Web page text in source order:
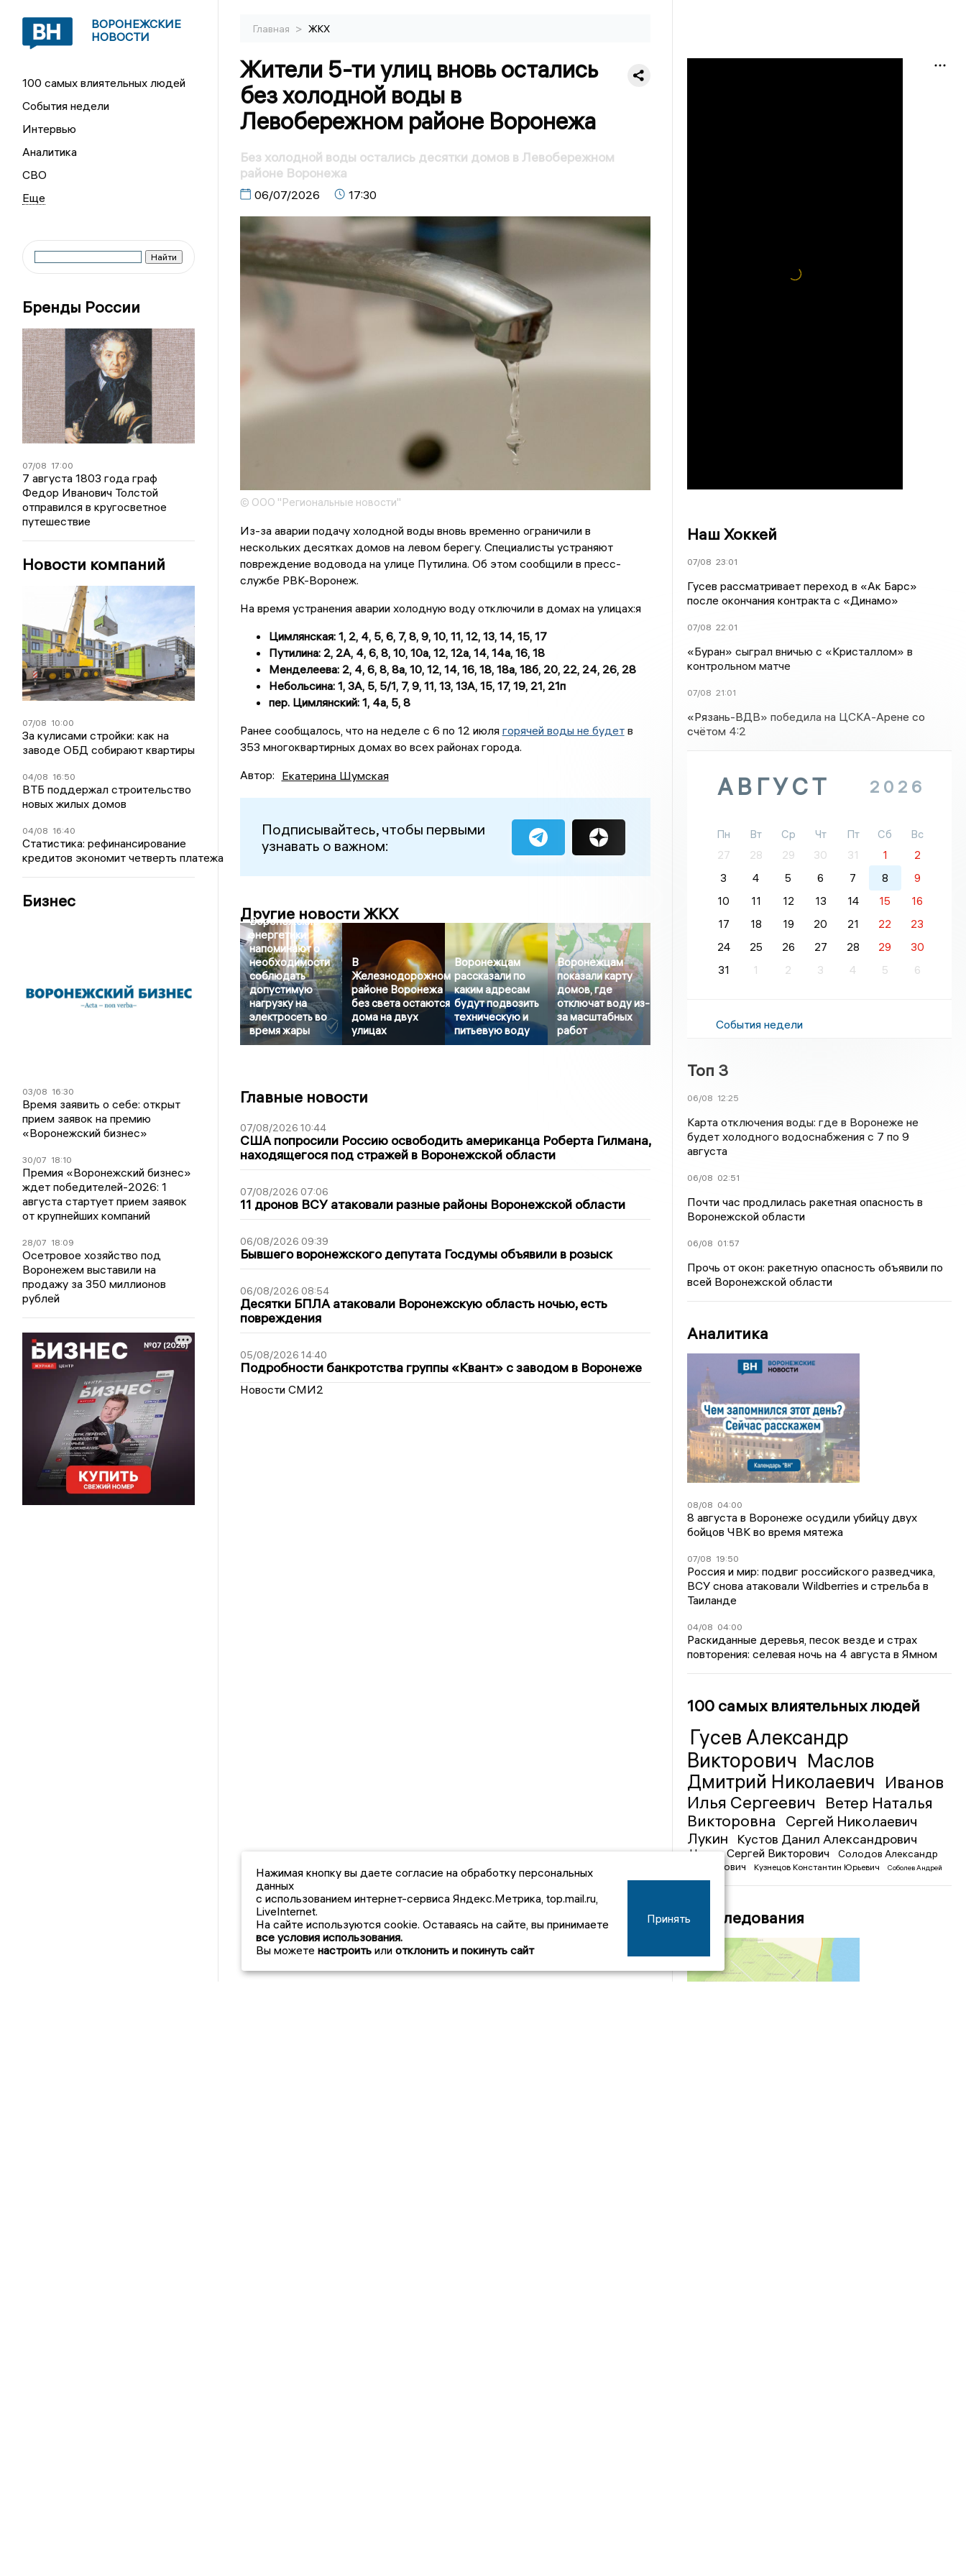
ВОРОНЕЖСКИЕ
НОВОСТИ
100 самых влиятельных людей
События недели
Интервью
Аналитика
СВО
Бренды России
07/08 17:00
7 августа 1803 года граф
Федор Иванович Толстой
отправился в кругосветное
путешествие
Новости компаний
07/08 10:00
За кулисами стройки: как на
заводе ОБД собирают квартиры
04/08 16:50
ВТБ поддержал строительство
новых жилых домов
04/08 16:40
Статистика: рефинансирование
кредитов экономит четверть платежа
Бизнес
03/08 16:30
Время заявить о себе: открыт
прием заявок на премию
«Воронежский бизнес»
30/07 18:10
Премия «Воронежский бизнес»
ждет победителей-2026: 1
августа стартует прием заявок
от крупнейших компаний
28/07 18:09
Осетровое хозяйство под
Воронежем выставили на
продажу за 350 миллионов
рублей
Главная > ЖКХ
Жители 5-ти улиц вновь остались
без холодной воды в
Левобережном районе Воронежа
Без холодной воды остались десятки домов в Левобережном
районе Воронежа
06/07/2026 17:30
© ООО "Региональные новости"
Из-за аварии подачу холодной воды вновь временно ограничили в
нескольких десятках домов на левом берегу. Специалисты устраняют
повреждение водовода на улице Путилина. Об этом сообщили в пресс-
службе РВК-Воронеж.
На время устранения аварии холодную воду отключили в домах на улицах:я
Цимлянская: 1, 2, 4, 5, 6, 7, 8, 9, 10, 11, 12, 13, 14, 15, 17
Путилина: 2, 2А, 4, 6, 8, 10, 10а, 12, 12а, 14, 14а, 16, 18
Менделеева: 2, 4, 6, 8, 8а, 10, 12, 14, 16, 18, 18а, 18б, 20, 22, 24, 26, 28
Небольсина: 1, 3А, 5, 5/1, 7, 9, 11, 13, 13А, 15, 17, 19, 21, 21п
пер. Цимлянский: 1, 4а, 5, 8
Ранее сообщалось, что на неделе с 6 по 12 июля горячей воды не будетв
353 многоквартирных домах во всех районах города.
Автор: Екатерина Шумская
Подписывайтесь, чтобы первыми
узнавать о важном:
Другие новости ЖКХ
Воронежские
энергетики
напоминают о
необходимости
соблюдать
допустимую
нагрузку на
электросеть во
время жары
В
Железнодорожном
районе Воронежа
без света остаются
дома на двух
улицах
Воронежцам
рассказали по
каким адресам
будут подвозить
техническую и
питьевую воду
Воронежцам
показали карту
домов, где
отключат воду из-
за масштабных
работ
Главные новости
07/08/2026 10:44
США попросили Россию освободить американца Роберта Гилмана,
находящегося под стражей в Воронежской области
07/08/2026 07:06
11 дронов ВСУ атаковали разные районы Воронежской области
06/08/2026 09:39
Бывшего воронежского депутата Госдумы объявили в розыск
06/08/2026 08:54
Десятки БПЛА атаковали Воронежскую область ночью, есть
повреждения
05/08/2026 14:40
Подробности банкротства группы «Квант» с заводом в Воронеже
Новости СМИ2
Наш Хоккей
07/08 23:01
Гусев рассматривает переход в «Ак Барс»
после окончания контракта с «Динамо»
07/08 22:01
«Буран» сыграл вничью с «Кристаллом» в
контрольном матче
07/08 21:01
«Рязань-ВДВ» победила на ЦСКА-Арене со
счётом 4:2
АВГУСТ 2026
Пн Вт Ср Чт Пт Сб
Вс
27
28 29 30 31 1
2
3
4 5 6 7 8
9
10
11 12 13 14 15
16
17
18 19 20 21 22
23
24
25 26 27 28 29
30
31
1 2 3 4 5 6
События недели
Топ 3
06/08 12:25
Карта отключения воды: где в Воронеже не
будет холодного водоснабжения с 7 по 9
августа
06/08 02:51
Почти час продлилась ракетная опасность в
Воронежской области
06/08 01:57
Прочь от окон: ракетную опасность объявили по
всей Воронежской области
Аналитика
08/08 04:00
8 августа в Воронеже осудили убийцу двух
бойцов ЧВК во время мятежа
07/08 19:50
Россия и мир: подвиг российского разведчика,
ВСУ снова атаковали Wildberries и стрельба в
Таиланде
04/08 04:00
Раскиданные деревья, песок везде и страх
повторения: селевая ночь на 4 августа в Ямном
100 самых влиятельных людей
Гусев Александр
Викторович Маслов
Дмитрий Николаевич Иванов
Илья Сергеевич
Ветер Наталья
Викторовна
Сергей Николаевич
Лукин
Кустов Данил Александрович
Чижов Сергей Викторович
Солодов Александр
Михайлович
Кузнецов Константин Юрьевич
Соболев Андрей
Иванович
Расследования
Нажимая кнопку вы даете согласие на обработку персональных
данных
с использованием интернет-сервиса Яндекс.Метрика, top.mail.ru,
LiveInternet.
На сайте используются cookie. Оставаясь на сайте, вы принимаете
все условия использования.
Вы можете настроить или отклонить и покинуть сайт
Принять